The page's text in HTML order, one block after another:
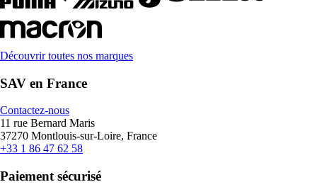
Découvrir toutes nos marques
SAV en France
Contactez-nous
11 rue Bernard Maris
37270 Montlouis-sur-Loire, France
+33 1 86 47 62 58
Paiement sécurisé